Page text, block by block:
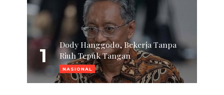
1
Dody Hanggodo, Bekerja Tanpa
Riuh Tepuk Tangan
NASIONAL